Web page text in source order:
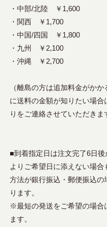
・中部/北陸 ￥1,600
・関西 ￥1,700
・中国/四国 ￥1,800
・九州 ￥2,100
・沖縄 ￥2,700
（離島の方は追加料金がか
に送料の金額が知りたい場
りをご連絡させていただきま
■到着指定日は注文完了6日
よりご希望日に添えない場
方法が銀行振込・郵便振込
ります。
※最短の発送をご希望の場合
ます。